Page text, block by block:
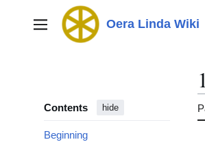
Main menu Oera Linda Wiki
Contents hide
Beginning